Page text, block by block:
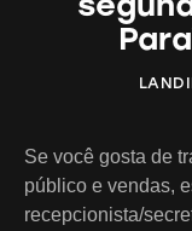
Se você gosta de
público e vendas,
recepcionista/